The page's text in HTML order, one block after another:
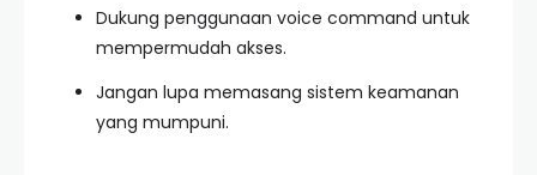
Dukung penggunaan voice command untuk
mempermudah akses.
Jangan lupa memasang sistem keamanan
yang mumpuni.